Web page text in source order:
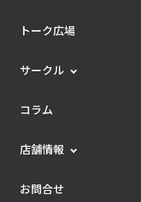
トーク広場
サークル
コラム
店舗情報
お問合せ